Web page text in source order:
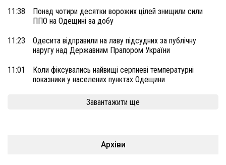
11:38
Понад чотири десятки ворожих цілей знищили сили
ППО на Одещині за добу
11:23
Одесита відправили на лаву підсудних за публічну
наругу над Державним Прапором України
11:01
Коли фіксувались найвищі серпневі температурні
показники у населених пунктах Одещини
Завантажити ще
Архіви